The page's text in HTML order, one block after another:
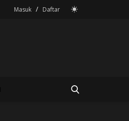
Masuk / Daftar